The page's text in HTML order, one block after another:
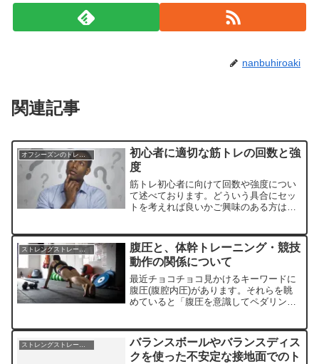
nanbuhiroaki
関連記事
オフシーズンのトレーニングについて
初心者に適切な筋トレの回数と強
度
筋トレ初心者に向けて回数や強度につい
て述べております。どういう具合にセッ
トを考えれば良いかご興味のある方は是
ストレングストレーニング
腹圧と、体幹トレーニング・競技
動作の関係について
最近チョコチョコ見かけるキーワードに
腹圧(腹腔内圧)があります。それらを眺
めていると「腹圧を意識してペダリング
い理屈は後ほどご案内しますが、確かに
腹圧が上昇すると身体の...
バランスボールやバランスディス
クを使った不安定な接地面でのト